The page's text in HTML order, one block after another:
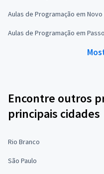
Aulas de Programação em
Aulas de Programação em
Encontre outros
principais cidades
Rio Branco
São Paulo